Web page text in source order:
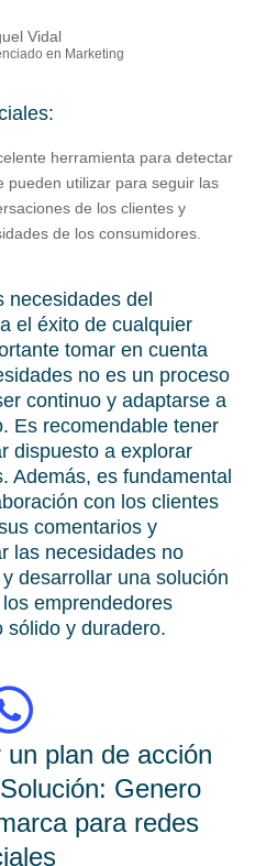
Vidal
en Marketing
herramienta para detectar
pueden utilizar para seguir las
de los clientes y
de los consumidores.
necesidades del
el éxito de cualquier
tomar en cuenta
no es un proceso
continuo y adaptarse a
Es recomendable tener
dispuesto a explorar
Además, es fundamental
con los clientes
comentarios y
las necesidades no
desarrollar una solución
emprendedores
sólido y duradero.
plan de acción
Genero
para redes